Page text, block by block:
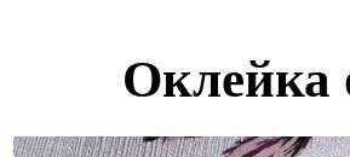
Оклейка